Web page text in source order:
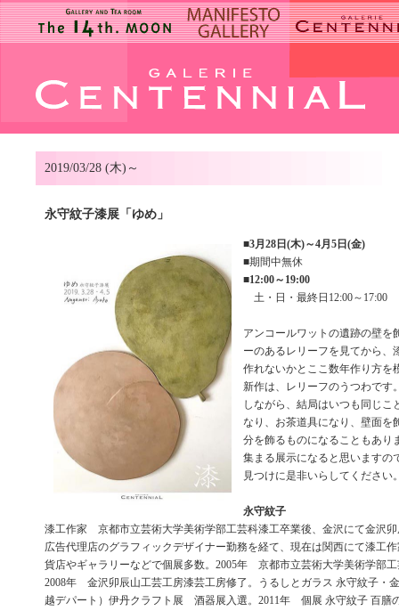
2019/03/28 (木)～
永守紋子漆展「ゆめ」
■3月28日(木)～4月5日(金)
■期間中無休
■12:00～19:00
土・日・最終日12:00～17:00
アンコールワットの遺跡の壁を
ーのあるレリーフを見てから、
作れないかとここ数年作り方を
新作は、レリーフのうつわです
しながら、結局はいつも同じこ
なり、お茶道具になり、壁面を
分を飾るものになることもあり
集まる展示になると思いますの
見つけに是非いらしてください
永守紋子
漆工作家 京都市立芸術大学美術学部工芸科漆工卒業後、金沢にて金沢
広告代理店のグラフィックデザイナー勤務を経て、現在は関西にて漆工
貨店やギャラリーなどで個展多数。2005年 京都市立芸術大学美術学部
2008年 金沢卯辰山工芸工房漆芸工房修了。うるしとガラス 永守紋子・
越デパート）伊丹クラフト展 酒器展入選。2011年 個展 永守紋子 百膳